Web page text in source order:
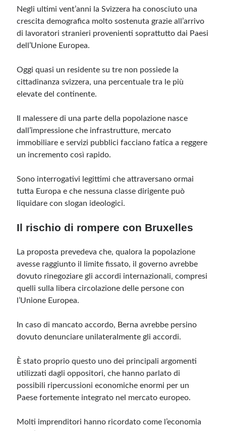
Negli ultimi vent’anni la Svizzera ha conosciuto una
crescita demografica molto sostenuta grazie all’arrivo
di lavoratori stranieri provenienti soprattutto dai Paesi
dell’Unione Europea.
Oggi quasi un residente su tre non possiede la
cittadinanza svizzera, una percentuale tra le più
elevate del continente.
Il malessere di una parte della popolazione nasce
dall’impressione che infrastrutture, mercato
immobiliare e servizi pubblici facciano fatica a reggere
un incremento così rapido.
Sono interrogativi legittimi che attraversano ormai
tutta Europa e che nessuna classe dirigente può
liquidare con slogan ideologici.
Il rischio di rompere con Bruxelles
La proposta prevedeva che, qualora la popolazione
avesse raggiunto il limite fissato, il governo avrebbe
dovuto rinegoziare gli accordi internazionali, compresi
quelli sulla libera circolazione delle persone con
l’Unione Europea.
In caso di mancato accordo, Berna avrebbe persino
dovuto denunciare unilateralmente gli accordi.
È stato proprio questo uno dei principali argomenti
utilizzati dagli oppositori, che hanno parlato di
possibili ripercussioni economiche enormi per un
Paese fortemente integrato nel mercato europeo.
Molti imprenditori hanno ricordato come l’economia